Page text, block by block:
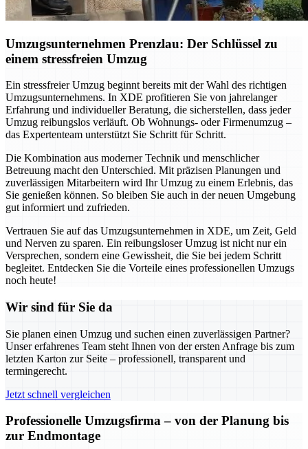
Umzugsunternehmen Prenzlau: Der Schlüssel zu
einem stressfreien Umzug
Ein stressfreier Umzug beginnt bereits mit der Wahl des richtigen
Umzugsunternehmens. In XDE profitieren Sie von jahrelanger
Erfahrung und individueller Beratung, die sicherstellen, dass jeder
Umzug reibungslos verläuft. Ob Wohnungs- oder Firmenumzug –
das Expertenteam unterstützt Sie Schritt für Schritt.
Die Kombination aus moderner Technik und menschlicher
Betreuung macht den Unterschied. Mit präzisen Planungen und
zuverlässigen Mitarbeitern wird Ihr Umzug zu einem Erlebnis, das
Sie genießen können. So bleiben Sie auch in der neuen Umgebung
gut informiert und zufrieden.
Vertrauen Sie auf das Umzugsunternehmen in XDE, um Zeit, Geld
und Nerven zu sparen. Ein reibungsloser Umzug ist nicht nur ein
Versprechen, sondern eine Gewissheit, die Sie bei jedem Schritt
begleitet. Entdecken Sie die Vorteile eines professionellen Umzugs
noch heute!
Wir sind für Sie da
Sie planen einen Umzug und suchen einen zuverlässigen Partner?
Unser erfahrenes Team steht Ihnen von der ersten Anfrage bis zum
letzten Karton zur Seite – professionell, transparent und
termingerecht.
Jetzt schnell vergleichen
Professionelle Umzugsfirma – von der Planung bis
zur Endmontage